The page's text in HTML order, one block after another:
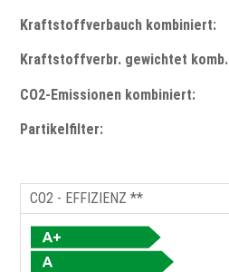
Kraftstoffverbauch kombiniert:
Kraftstoffverbr. gewichtet komb.
CO2-Emissionen kombiniert:
Partikelfilter:
CO2 - EFFIZIENZ **